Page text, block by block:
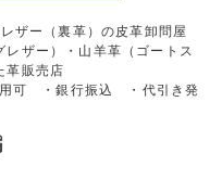
ザー（裏革）の皮革卸問屋
ザー）・山羊革（ゴートス
革販売店
・銀行振込 ・代引き発